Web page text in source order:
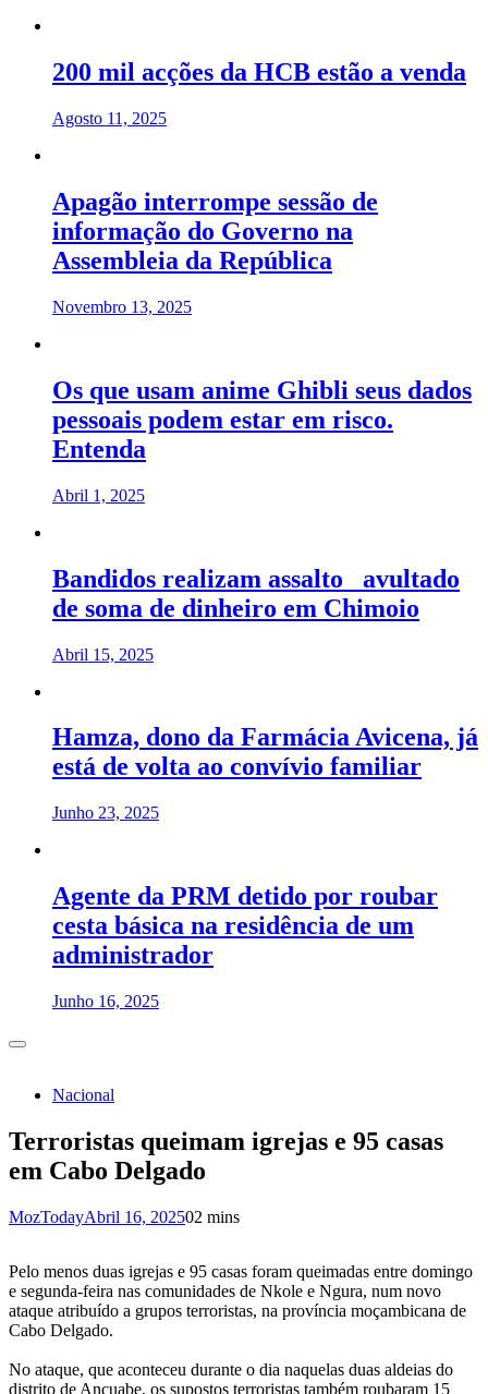
200 mil acções da HCB estão a venda
Agosto 11, 2025
Apagão interrompe sessão de
informação do Governo na
Assembleia da República
Novembro 13, 2025
Os que usam anime Ghibli seus dados
pessoais podem estar em risco.
Entenda
Abril 1, 2025
Bandidos realizam assalto avultado
de soma de dinheiro em Chimoio
Abril 15, 2025
Hamza, dono da Farmácia Avicena, já
está de volta ao convívio familiar
Junho 23, 2025
Agente da PRM detido por roubar
cesta básica na residência de um
administrador
Junho 16, 2025
Nacional
Terroristas queimam igrejas e 95 casas
em Cabo Delgado
MozTodayAbril 16, 202502 mins
Pelo menos duas igrejas e 95 casas foram queimadas entre domingo
e segunda-feira nas comunidades de Nkole e Ngura, num novo
ataque atribuído a grupos terroristas, na província moçambicana de
Cabo Delgado.
No ataque, que aconteceu durante o dia naquelas duas aldeias do
distrito de Ancuabe, os supostos terroristas também roubaram 15